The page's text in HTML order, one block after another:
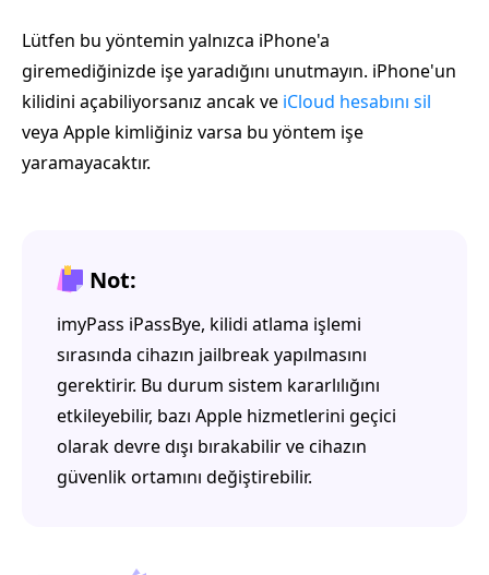
Lütfen bu yöntemin yalnızca iPhone'a
giremediğinizde işe yaradığını unutmayın. iPhone'un
kilidini açabiliyorsanız ancak ve iCloud hesabını sil
veya Apple kimliğiniz varsa bu yöntem işe
yaramayacaktır.
Not:
imyPass iPassBye, kilidi atlama işlemi
sırasında cihazın jailbreak yapılmasını
gerektirir. Bu durum sistem kararlılığını
etkileyebilir, bazı Apple hizmetlerini geçici
olarak devre dışı bırakabilir ve cihazın
güvenlik ortamını değiştirebilir.